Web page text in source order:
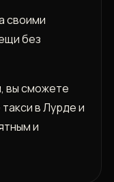
своими
без
вы сможете
в Лурде и
и